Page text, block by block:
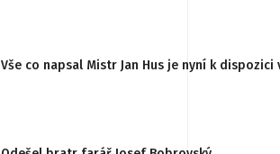
Vše co napsal Mistr Jan Hus je nyní k